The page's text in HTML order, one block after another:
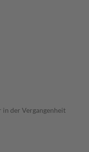
der Vergangenheit